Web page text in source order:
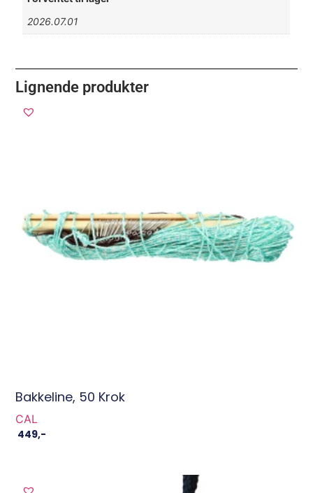
2026.07.01
Lignende produkter
Bakkeline, 50 Krok
CAL
449,-